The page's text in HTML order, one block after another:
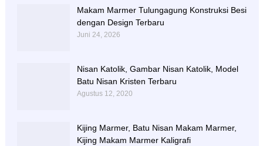
Makam Marmer Tulungagung Konstruksi Besi
dengan Design Terbaru
Juni 24, 2026
Nisan Katolik, Gambar Nisan Katolik, Model
Batu Nisan Kristen Terbaru
Agustus 12, 2020
Kijing Marmer, Batu Nisan Makam Marmer,
Kijing Makam Marmer Kaligrafi